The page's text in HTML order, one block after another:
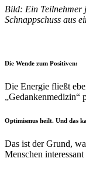
Bild: Ein Teilnehmer
Schnappschuss aus
Die Wende zum Positiven:
Die Energie fließt
„Gedankenmedizin“
Optimismus heilt. Und das
Das ist der Grund,
Menschen